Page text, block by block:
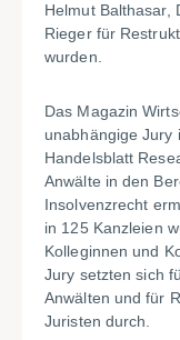
Helmut Balthasar,
Rieger für
wurden.
Das Magazin
unabhängige Jury
Handelsblatt
Anwälte in den
Insolvenzrecht
in 125 Kanzleien
Kolleginnen und
Jury setzten sich
Anwälten und für
Juristen durch.